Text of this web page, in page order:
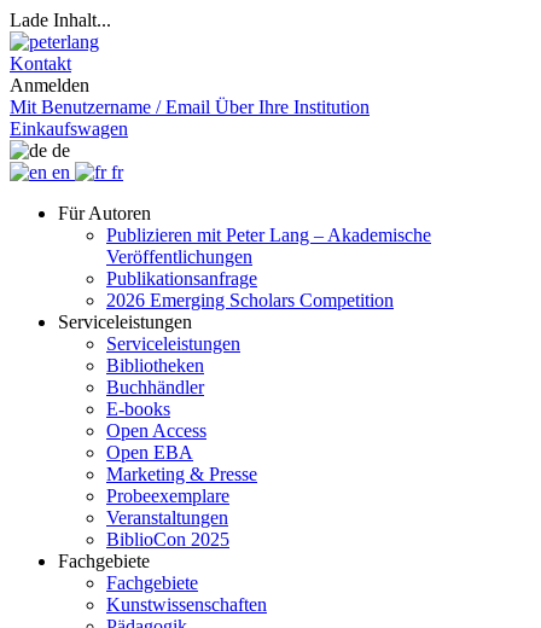
Lade Inhalt...
Kontakt
Anmelden
Mit Benutzername / Email Über Ihre Institution
Einkaufswagen
de
en
fr
Für Autoren
Publizieren mit Peter Lang – Akademische
Veröffentlichungen
Publikationsanfrage
2026 Emerging Scholars Competition
Serviceleistungen
Serviceleistungen
Bibliotheken
Buchhändler
E-books
Open Access
Open EBA
Marketing & Presse
Probeexemplare
Veranstaltungen
BiblioCon 2025
Fachgebiete
Fachgebiete
Kunstwissenschaften